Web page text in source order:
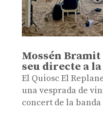
Mossén
seu directe a
El Quiosc El
una vesprada de
concert de la